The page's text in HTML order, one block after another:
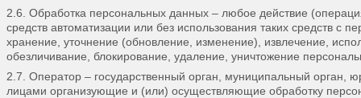
2.6. Обработка персональных данных – любое действие
средств автоматизации или без использования таких средств
хранение, уточнение (обновление, изменение), извлечение,
обезличивание, блокирование, удаление, уничтожение
2.7. Оператор – государственный орган, муниципальный орган,
лицами организующие и (или) осуществляющие обработку